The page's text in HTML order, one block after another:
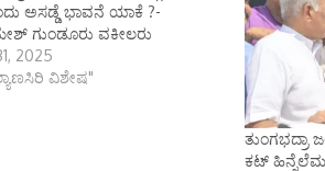
ಅಸಡ್ಡೆ ಭಾವನೆ ಯಾಕೆ ?-
ಗುಂಡೂರು ವಕೀಲರು
2025
ವಿಶೇಷ"
ತುಂಗಭದ್ರಾ
ಕಟ್